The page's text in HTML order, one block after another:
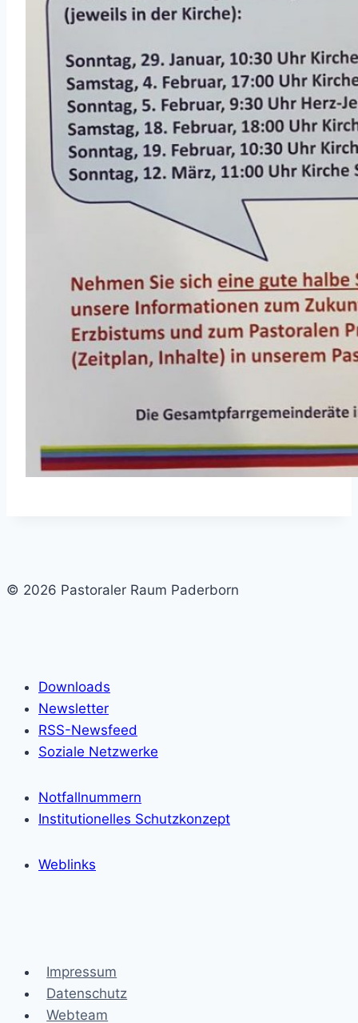
© 2026 Pastoraler Raum Paderborn
Downloads
Newsletter
RSS-Newsfeed
Soziale Netzwerke
Notfallnummern
Institutionelles Schutzkonzept
Weblinks
Impressum
Datenschutz
Webteam